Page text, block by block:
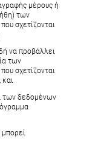
μέρους ή
των
σχετίζονται
να προβάλλει
των
σχετίζονται
των δεδομένων